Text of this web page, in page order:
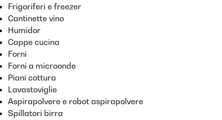
Frigoriferi e freezer
Cantinette vino
Humidor
Cappe cucina
Forni
Forni a microonde
Piani cottura
Lavastoviglie
Aspirapolvere e robot aspirapolvere
Spillatori birra